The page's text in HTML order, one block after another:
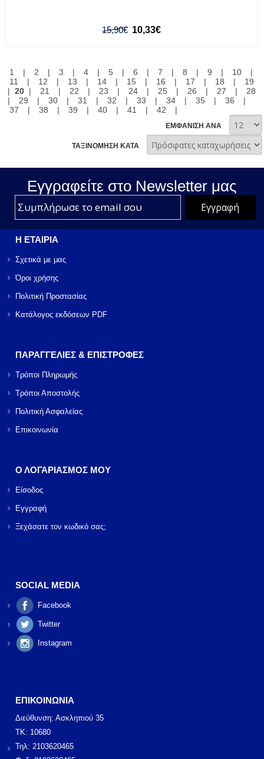
15,90€ 10,33€
1 | 2 | 3 | 4 | 5 | 6 | 7 | 8 | 9 | 10
|
11
| 12 | 13 | 14 | 15 | 16 | 17 | 18 |
19
| 20| 21 | 22 | 23 | 24 | 25 | 26 | 27 |
28
|
29 | 30 | 31 | 32 | 33 | 34 | 35 | 36
|
37
| 38 | 39 | 40 | 41 | 42 |
ΕΜΦΑΝΙΣΗ ΑΝΑ
ΤΑΞΙΝΟΜΗΣΗ ΚΑΤΑ
Εγγραφείτε στο Νewsletter μας
Η ΕΤΑΙΡΙΑ
Σχετικά με μας
Όροι χρήσης
Πολιτική Προστασίας
Κατάλογος εκδόσεων PDF
ΠΑΡΑΓΓΕΛΙΕΣ & ΕΠΙΣΤΡΟΦΕΣ
Τρόποι Πληρωμής
Τρόποι Αποστολής
Πολιτική Ασφαλείας
Επικοινωνία
Ο ΛΟΓΑΡΙΑΣΜΟΣ ΜΟΥ
Είσοδος
Εγγραφή
Ξεχάσατε τον κωδικό σας;
SOCIAL MEDIA
Facebook
Twitter
Instagram
ΕΠΙΚΟΙΝΩΝΙΑ
Διεύθυνση: Ασκληπιού 35
ΤΚ: 10680
Τηλ: 2103620465